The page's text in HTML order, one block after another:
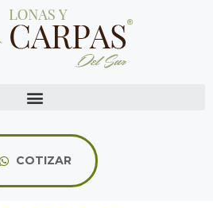
COTIZAR